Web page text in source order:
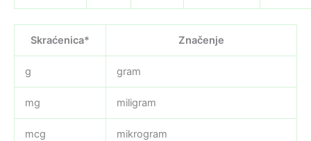
Skraćenica* Značenje
g gram
mg miligram
mcg mikrogram